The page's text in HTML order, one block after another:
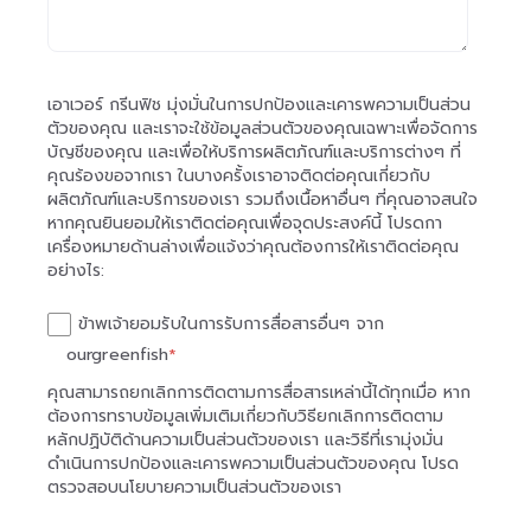
เอาเวอร์ กรีนฟิช มุ่งมั่นในการปกป้องและเคารพความเป็นส่วน
ตัวของคุณ และเราจะใช้ข้อมูลส่วนตัวของคุณเฉพาะเพื่อจัดการ
บัญชีของคุณ และเพื่อให้บริการผลิตภัณฑ์และบริการต่างๆ ที่
คุณร้องขอจากเรา ในบางครั้งเราอาจติดต่อคุณเกี่ยวกับ
ผลิตภัณฑ์และบริการของเรา รวมถึงเนื้อหาอื่นๆ ที่คุณอาจสนใจ
หากคุณยินยอมให้เราติดต่อคุณเพื่อจุดประสงค์นี้ โปรดกา
เครื่องหมายด้านล่างเพื่อแจ้งว่าคุณต้องการให้เราติดต่อคุณ
อย่างไร:
ข้าพเจ้ายอมรับในการรับการสื่อสารอื่นๆ จาก
ourgreenfish*
คุณสามารถยกเลิกการติดตามการสื่อสารเหล่านี้ได้ทุกเมื่อ หาก
ต้องการทราบข้อมูลเพิ่มเติมเกี่ยวกับวิธียกเลิกการติดตาม
หลักปฏิบัติด้านความเป็นส่วนตัวของเรา และวิธีที่เรามุ่งมั่น
ดำเนินการปกป้องและเคารพความเป็นส่วนตัวของคุณ โปรด
ตรวจสอบนโยบายความเป็นส่วนตัวของเรา